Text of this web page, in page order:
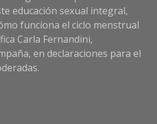
educación sexual integral,
funciona el ciclo menstrual
Carla Fernandini,
en declaraciones para el